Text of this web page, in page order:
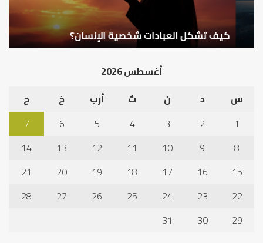
كيف تشكل العبادات شخصية الإنسان؟
أغسطس 2026
س
د ن ث أرب خ
ج
1
2
3
4
5
6
7
8
9
10
11
12
13
14
15
16
17
18
19
20
21
22
23
24
25
26
27
28
29
30
31